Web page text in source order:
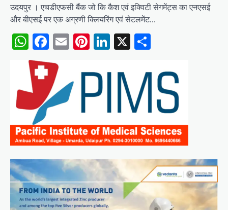
उदयपुर । एचडीएफसी बैंक जो कि कैश एवं इक्विटी सेगमेंट्स का एनएसई
और बीएसई पर एक अग्रणी क्लियरिंग एवं सेटलमेंट…
WhatsApp
Facebook
EmailPinterest
LinkedIn
X